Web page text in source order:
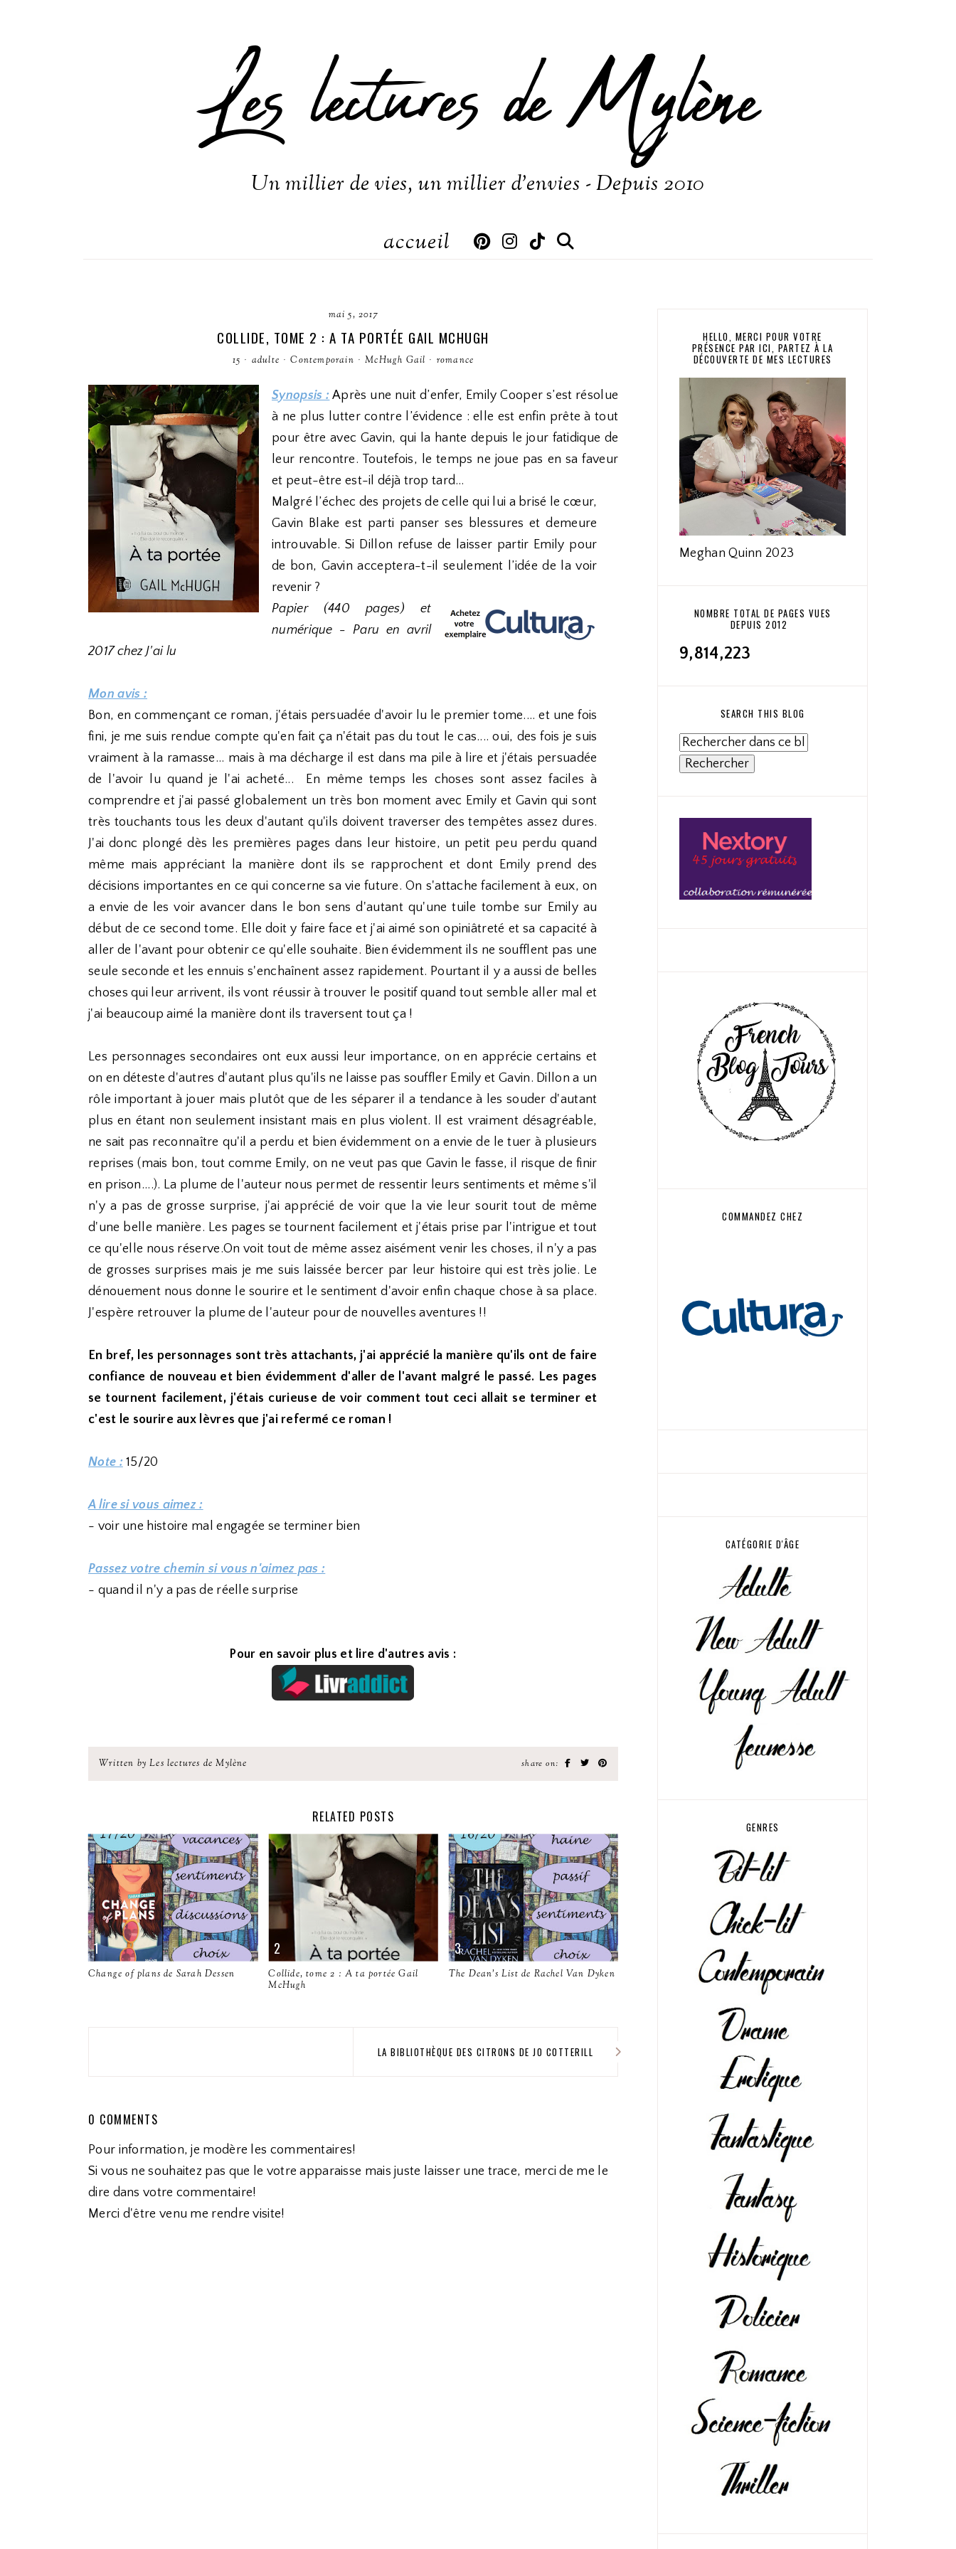
Les lectures de Mylène
Un millier de vies, un millier d'envies - Depuis 2010
accueil
mai 5, 2017
COLLIDE, TOME 2 : A TA PORTÉE GAIL MCHUGH
15 · adulte · Contemporain · McHugh Gail · romance
Synopsis : Après une nuit d’enfer, Emily Cooper s’est résolue
à ne plus lutter contre l’évidence : elle est enfin prête à tout
pour être avec Gavin, qui la hante depuis le jour fatidique de
leur rencontre. Toutefois, le temps ne joue pas en sa faveur
et peut-être est-il déjà trop tard…
Malgré l’échec des projets de celle qui lui a brisé le cœur,
Gavin Blake est parti panser ses blessures et demeure
introuvable. Si Dillon refuse de laisser partir Emily pour
de bon, Gavin acceptera-t-il seulement l’idée de la voir
revenir ?
Papier (440 pages) et
numérique - Paru en avril
2017 chez J'ai lu
Mon avis :
Bon, en commençant ce roman, j'étais persuadée d'avoir lu le premier tome.... et une fois
fini, je me suis rendue compte qu'en fait ça n'était pas du tout le cas.... oui, des fois je suis
vraiment à la ramasse... mais à ma décharge il est dans ma pile à lire et j'étais persuadée
de l'avoir lu quand je l'ai acheté... En même temps les choses sont assez faciles à
comprendre et j'ai passé globalement un très bon moment avec Emily et Gavin qui sont
très touchants tous les deux d'autant qu'ils doivent traverser des tempêtes assez dures.
J'ai donc plongé dès les premières pages dans leur histoire, un petit peu perdu quand
même mais appréciant la manière dont ils se rapprochent et dont Emily prend des
décisions importantes en ce qui concerne sa vie future. On s'attache facilement à eux, on
a envie de les voir avancer dans le bon sens d'autant qu'une tuile tombe sur Emily au
début de ce second tome. Elle doit y faire face et j'ai aimé son opiniâtreté et sa capacité à
aller de l'avant pour obtenir ce qu'elle souhaite. Bien évidemment ils ne soufflent pas une
seule seconde et les ennuis s'enchaînent assez rapidement. Pourtant il y a aussi de belles
choses qui leur arrivent, ils vont réussir à trouver le positif quand tout semble aller mal et
j'ai beaucoup aimé la manière dont ils traversent tout ça !
Les personnages secondaires ont eux aussi leur importance, on en apprécie certains et
on en déteste d'autres d'autant plus qu'ils ne laisse pas souffler Emily et Gavin. Dillon a un
rôle important à jouer mais plutôt que de les séparer il a tendance à les souder d'autant
plus en étant non seulement insistant mais en plus violent. Il est vraiment désagréable,
ne sait pas reconnaître qu'il a perdu et bien évidemment on a envie de le tuer à plusieurs
reprises (mais bon, tout comme Emily, on ne veut pas que Gavin le fasse, il risque de finir
en prison....). La plume de l'auteur nous permet de ressentir leurs sentiments et même s'il
n'y a pas de grosse surprise, j'ai apprécié de voir que la vie leur sourit tout de même
d'une belle manière. Les pages se tournent facilement et j'étais prise par l'intrigue et tout
ce qu'elle nous réserve.On voit tout de même assez aisément venir les choses, il n'y a pas
de grosses surprises mais je me suis laissée bercer par leur histoire qui est très jolie. Le
dénouement nous donne le sourire et le sentiment d'avoir enfin chaque chose à sa place.
J'espère retrouver la plume de l'auteur pour de nouvelles aventures !!
En bref, les personnages sont très attachants, j'ai apprécié la manière qu'ils ont de faire
confiance de nouveau et bien évidemment d'aller de l'avant malgré le passé. Les pages
se tournent facilement, j'étais curieuse de voir comment tout ceci allait se terminer et
c'est le sourire aux lèvres que j'ai refermé ce roman !
Note : 15/20
A lire si vous aimez :
- voir une histoire mal engagée se terminer bien
Passez votre chemin si vous n'aimez pas :
- quand il n'y a pas de réelle surprise
Pour en savoir plus et lire d'autres avis :
Written by Les lectures de Mylène share on:
RELATED POSTS
Change of plans de Sarah Dessen
Collide, tome 2 : A ta portée Gail
McHugh
The Dean's List de Rachel Van Dyken
LA BIBLIOTHÈQUE DES CITRONS DE JO COTTERILL
0 COMMENTS
Pour information, je modère les commentaires!
Si vous ne souhaitez pas que le votre apparaisse mais juste laisser une trace, merci de me le
dire dans votre commentaire!
Merci d'être venu me rendre visite!
HELLO, MERCI POUR VOTRE
PRÉSENCE PAR ICI, PARTEZ À LA
DÉCOUVERTE DE MES LECTURES
Meghan Quinn 2023
NOMBRE TOTAL DE PAGES VUES
DEPUIS 2012
9,814,223
SEARCH THIS BLOG
COMMANDEZ CHEZ
CATÉGORIE D'ÂGE
GENRES